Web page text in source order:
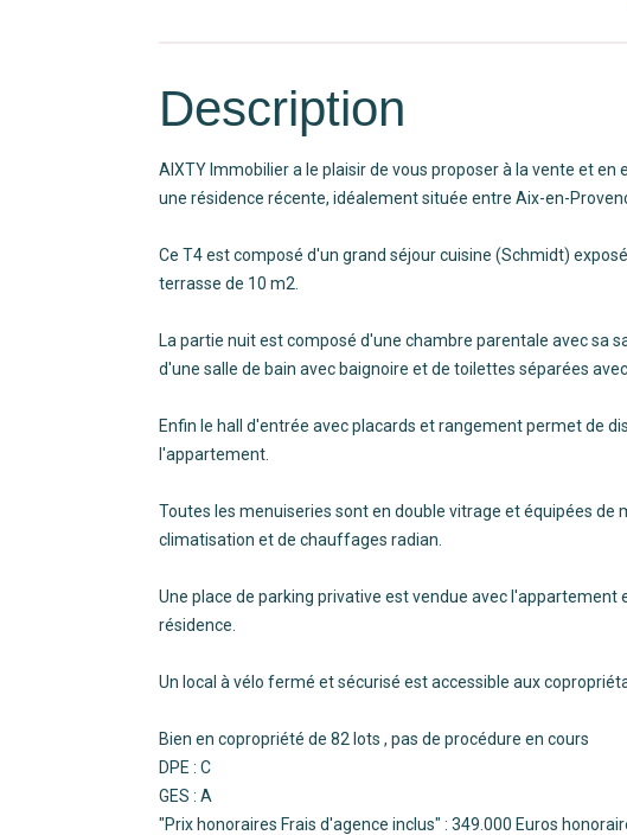
Description
AIXTY Immobilier a le plaisir de vous proposer à la vente et
une résidence récente, idéalement située entre Aix-en-
Ce T4 est composé d'un grand séjour cuisine (Schmidt)
terrasse de 10 m2.
La partie nuit est composé d'une chambre parentale avec sa
d'une salle de bain avec baignoire et de toilettes séparées
Enfin le hall d'entrée avec placards et rangement permet de
l'appartement.
Toutes les menuiseries sont en double vitrage et équipées
climatisation et de chauffages radian.
Une place de parking privative est vendue avec l'appartement
résidence.
Un local à vélo fermé et sécurisé est accessible aux
Bien en copropriété de 82 lots , pas de procédure en cours
DPE : C
GES : A
"Prix honoraires Frais d'agence inclus" : 349.000 Euros